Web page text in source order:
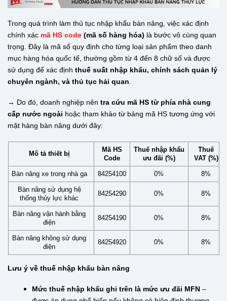
Trong quá trình làm thủ tục nhập khẩu bàn nâng, việc xác định
chính xác mã HS code (mã số hàng hóa) là bước vô cùng quan
trọng. Đây là mã số quy định cho từng loại sản phẩm theo danh
mục hàng hóa quốc tế, thường gồm từ 4 đến 8 chữ số và được
sử dụng để xác định thuế suất nhập khẩu, chính sách quản lý
chuyên ngành, và thủ tục hải quan
→ Do đó, doanh nghiệp nên tra cứu mã HS từ phía nhà cung
cấp nước ngoài hoặc tham khảo từ bảng mã HS tương ứng với
mặt hàng bàn nâng dưới đây:
Mô tả thiết bị
Mã HS
Code
Thuế nhập khẩu
ưu đãi (%)
Thuế
VAT (%)
Bàn nâng xe trong nhà ga 84254100 0% 8%
Bàn nâng sử dụng hệ
thống thủy lực khác
84254290 0% 8%
Bàn nâng vận hành bằng
điện
84254190 0% 8%
Bàn nâng không sử dụng
điện
84254920 0% 8%
Lưu ý về thuế nhập khẩu bàn nâng
Mức thuế nhập khẩu ghi trên là mức ưu đãi MFN–